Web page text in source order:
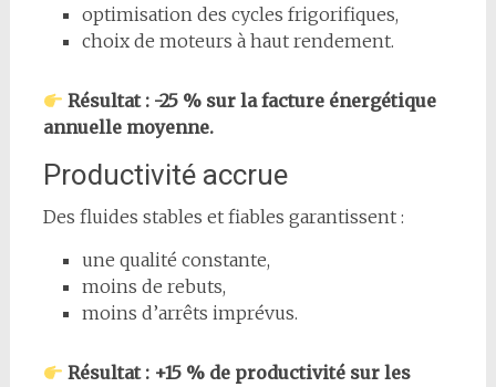
optimisation des cycles frigorifiques,
choix de moteurs à haut rendement.
Résultat : -25 % sur la facture énergétique
annuelle moyenne.
Productivité accrue
Des fluides stables et fiables garantissent :
une qualité constante,
moins de rebuts,
moins d’arrêts imprévus.
Résultat : +15 % de productivité sur les